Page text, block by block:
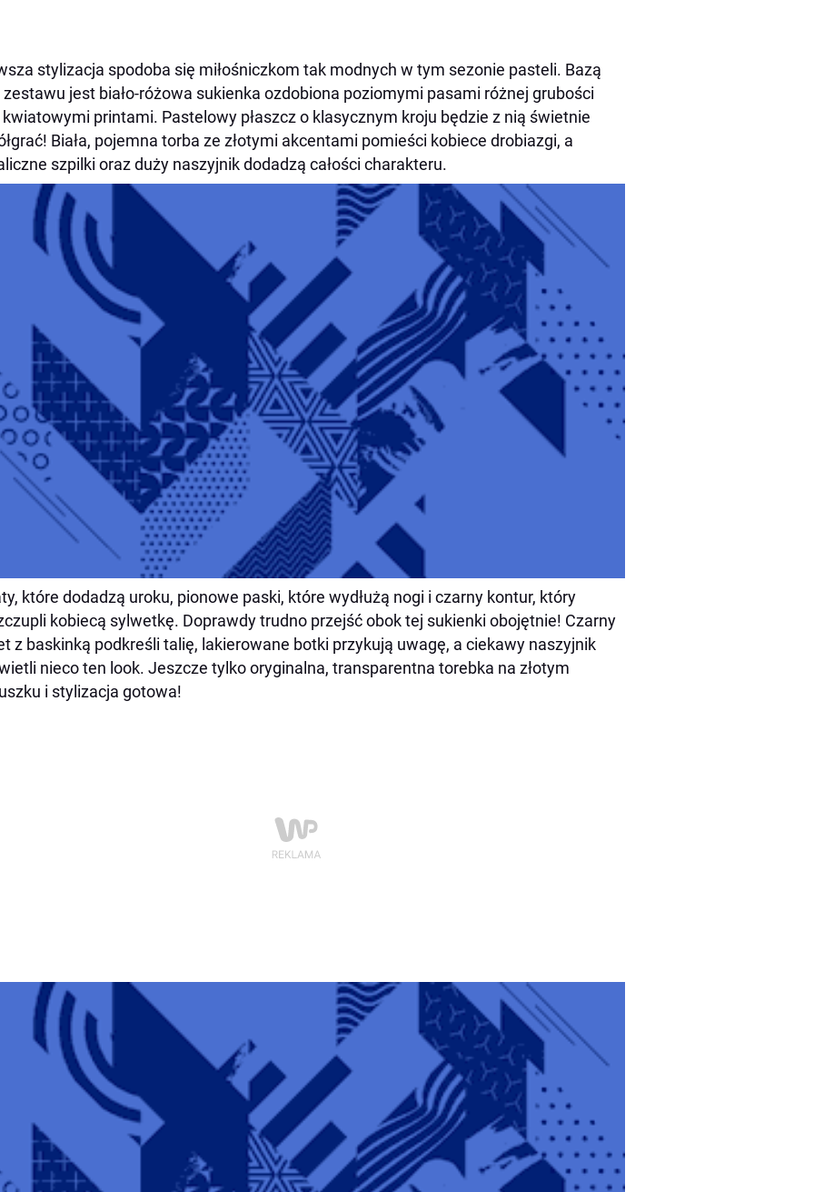
stylizacja spodoba się miłośniczkom tak modnych w tym sezonie pasteli. Bazą
jest biało-różowa sukienka ozdobiona poziomymi pasami różnej grubości
printami. Pastelowy płaszcz o klasycznym kroju będzie z nią świetnie
Biała, pojemna torba ze złotymi akcentami pomieści kobiece drobiazgi, a
szpilki oraz duży naszyjnik dodadzą całości charakteru.
które dodadzą uroku, pionowe paski, które wydłużą nogi i czarny kontur, który
kobiecą sylwetkę. Doprawdy trudno przejść obok tej sukienki obojętnie! Czarny
z baskinką podkreśli talię, lakierowane botki przykują uwagę, a ciekawy naszyjnik
nieco ten look. Jeszcze tylko oryginalna, transparentna torebka na złotym
i stylizacja gotowa!